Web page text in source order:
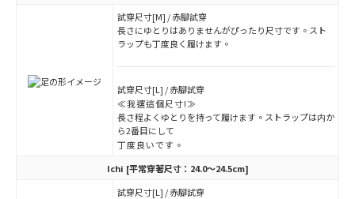
試穿尺寸[M] / 赤腳試穿
長さにゆとりはありませんがぴったり尺寸です。スト
ラップも丁度良く履けます。
試穿尺寸[L] / 赤腳試穿
≪我選這個尺寸!≫
長さ程よくゆとりを持って履けます。ストラップは内か
ら2番目にして
丁度良いです。
Ichi [平常穿著尺寸：24.0～24.5cm]
試穿尺寸[L] / 赤腳試穿